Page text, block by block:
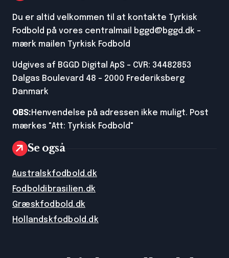
Du er altid velkommen til at kontakte Tyrkisk
Fodbold på vores centralmail
bggd@bggd.dk -
mærk mailen Tyrkisk Fodbold
Udgives af BGGD Digital ApS - CVR: 34482853
Dalgas Boulevard 48 - 2000 Frederiksberg
Danmark
OBS:Henvendelse på adressen ikke muligt. Post
mærkes "Att: Tyrkisk Fodbold"
Se også
Australskfodbold.dk
Fodboldibrasilien.dk
Græskfodbold.dk
Hollandskfodbold.dk